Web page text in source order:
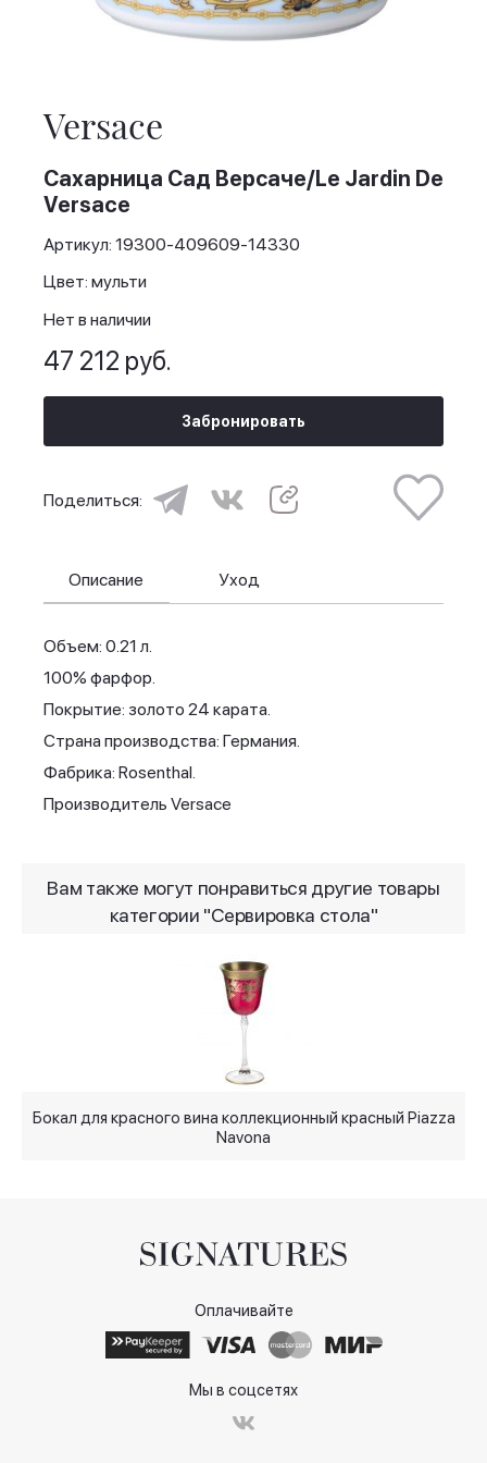
beginning
of
the
images
gallery
Versace
Сахарница Сад Версаче/Le Jardin De
Versace
Артикул: 19300-409609-14330
Цвет: мульти
Нет в наличии
47 212 руб.
Забронировать
Поделиться:
Описание
Объем: 0.21 л.
100% фарфор.
Покрытие: золото 24 карата.
Страна производства: Германия.
Фабрика: Rosenthal.
Производитель Versace
Уход
Вам также могут понравиться другие товары
категории "Сервировка стола"
Бокал для красного вина коллекционный красный Piazza
Navona
Оплачивайте
Мы в соцсетях